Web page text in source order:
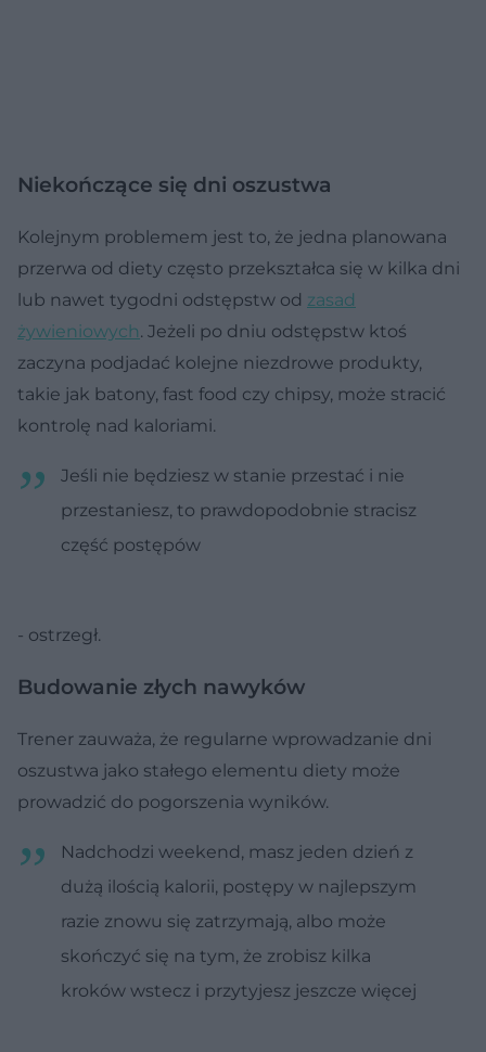
Niekończące się dni oszustwa
Kolejnym problemem jest to, że jedna planowana
przerwa od diety często przekształca się w kilka dni
lub nawet tygodni odstępstw od zasad
żywieniowych. Jeżeli po dniu odstępstw ktoś
zaczyna podjadać kolejne niezdrowe produkty,
takie jak batony, fast food czy chipsy, może stracić
kontrolę nad kaloriami.
Jeśli nie będziesz w stanie przestać i nie
przestaniesz, to prawdopodobnie stracisz
część postępów
- ostrzegł.
Budowanie złych nawyków
Trener zauważa, że regularne wprowadzanie dni
oszustwa jako stałego elementu diety może
prowadzić do pogorszenia wyników.
Nadchodzi weekend, masz jeden dzień z
dużą ilością kalorii, postępy w najlepszym
razie znowu się zatrzymają, albo może
skończyć się na tym, że zrobisz kilka
kroków wstecz i przytyjesz jeszcze więcej